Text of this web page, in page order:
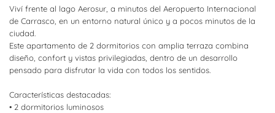
Viví frente al lago Aerosur, a minutos del Aeropuerto Internacional
de Carrasco, en un entorno natural único y a pocos minutos de la
ciudad.
Este apartamento de 2 dormitorios con amplia terraza combina
diseño, confort y vistas privilegiadas, dentro de un desarrollo
pensado para disfrutar la vida con todos los sentidos.
Características destacadas:
• 2 dormitorios luminosos